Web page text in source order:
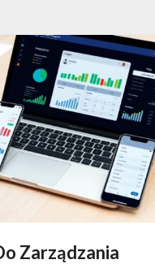
Zarządzania